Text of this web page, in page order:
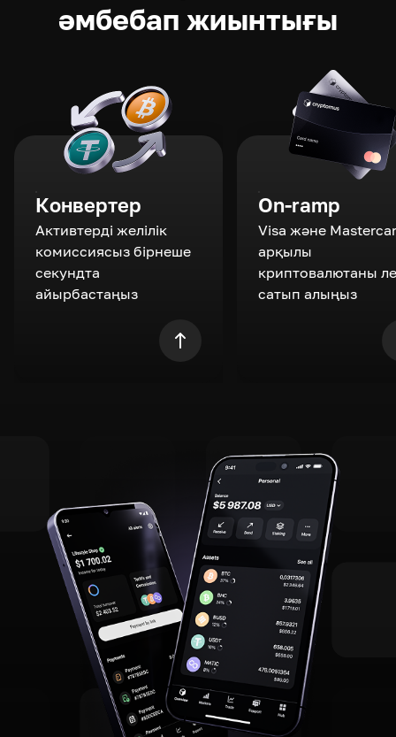
әмбебап жиынтығы
Конвертер
Активтерді желілік
комиссиясыз бірнеше
секундта
айырбастаңыз
On-ramp
Visa және
арқылы
криптовалютаны
сатып алыңыз